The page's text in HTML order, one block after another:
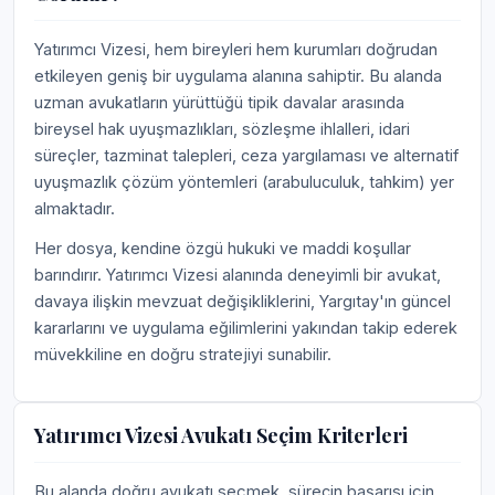
Yatırımcı Vizesi, hem bireyleri hem kurumları doğrudan
etkileyen geniş bir uygulama alanına sahiptir. Bu alanda
uzman avukatların yürüttüğü tipik davalar arasında
bireysel hak uyuşmazlıkları, sözleşme ihlalleri, idari
süreçler, tazminat talepleri, ceza yargılaması ve alternatif
uyuşmazlık çözüm yöntemleri (arabuluculuk, tahkim) yer
almaktadır.
Her dosya, kendine özgü hukuki ve maddi koşullar
barındırır. Yatırımcı Vizesi alanında deneyimli bir avukat,
davaya ilişkin mevzuat değişikliklerini, Yargıtay'ın güncel
kararlarını ve uygulama eğilimlerini yakından takip ederek
müvekkiline en doğru stratejiyi sunabilir.
Yatırımcı Vizesi Avukatı Seçim Kriterleri
Bu alanda doğru avukatı seçmek, sürecin başarısı için